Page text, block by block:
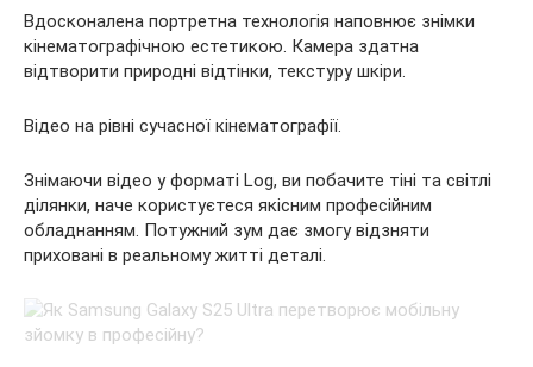
Вдосконалена портретна технологія наповнює знімки
кінематографічною естетикою. Камера здатна
відтворити природні відтінки, текстуру шкіри.
Відео на рівні сучасної кінематографії.
Знімаючи відео у форматі Log, ви побачите тіні та світлі
ділянки, наче користуєтеся якісним професійним
обладнанням. Потужний зум дає змогу відзняти
приховані в реальному житті деталі.